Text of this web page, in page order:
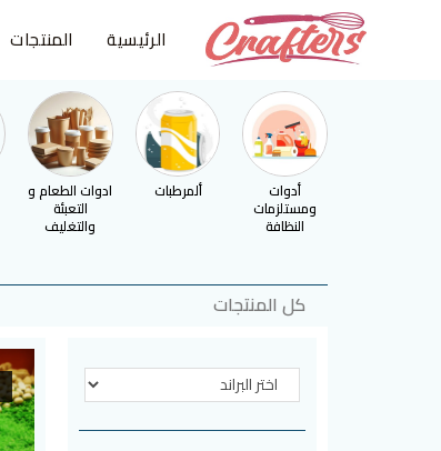
الرئيسية المنتجات
أدوات
ومستلزمات
النظافة
ألمرطبات ادوات الطعام و
التعبئة
والتغليف
كل المنتجات